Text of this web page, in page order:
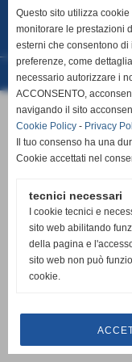
E´ vietata la
contenuti multimediali
Questo sito utilizza
monitorare le prestazioni
esterni che consentono
preferenze, come
necessario autorizzare i
ACCONSENTO,
navigando il sito
Cookie Policy - Privacy
Il tuo consenso ha una
Cookie accettati nel
tecnici necessari
I cookie tecnici e
sito web abilitando
della pagina e
sito web non può
cookie.